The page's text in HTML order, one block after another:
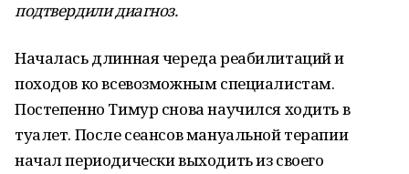
подтвердили диагноз.
Началась длинная череда реабилитаций и
походов ко всевозможным специалистам.
Постепенно Тимур снова научился ходить в
туалет. После сеансов мануальной терапии
начал периодически выходить из своего